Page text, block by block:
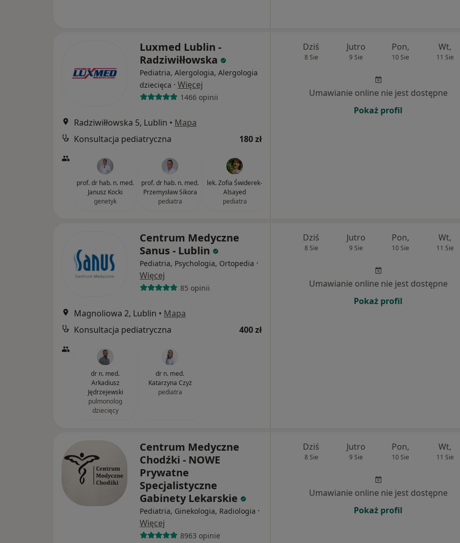
Luxmed Lublin -
Radziwiłłowska
Pediatria, Alergologia, Alergologia
dziecięca · Więcej
1466 opinii
Radziwiłłowska 5, Lublin • Mapa
Konsultacja pediatryczna
180 zł
prof. dr hab. n. med.
Janusz Kocki
genetyk
prof. dr hab. n. med.
Przemysław Sikora
pediatra
lek. Zofia Świderek-
Alsayed
pediatra
Dziś
8 Sie
Jutro
9 Sie
Pon,
10 Sie
Wt,
11 Sie
Umawianie online nie jest dostępne
Pokaż profil
Centrum Medyczne
Sanus - Lublin
Pediatria, Psychologia, Ortopedia ·
Więcej
85 opinii
Magnoliowa 2, Lublin • Mapa
Konsultacja pediatryczna
400 zł
dr n. med.
Arkadiusz
Jędrzejewski
pulmonolog
dziecięcy
dr n. med.
Katarzyna Czyż
pediatra
Dziś
8 Sie
Jutro
9 Sie
Pon,
10 Sie
Wt,
11 Sie
Umawianie online nie jest dostępne
Pokaż profil
Centrum Medyczne
Chodźki - NOWE
Prywatne
Specjalistyczne
Gabinety Lekarskie
Pediatria, Ginekologia, Radiologia ·
Więcej
8963 opinie
Dziś
8 Sie
Jutro
9 Sie
Pon,
10 Sie
Wt,
11 Sie
Umawianie online nie jest dostępne
Pokaż profil